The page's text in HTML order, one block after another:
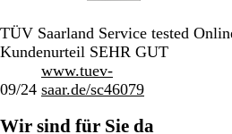
TÜV Saarland Service tested
Kundenurteil SEHR GUT
09/24
www.tuev-
saar.de/sc46079
Wir sind für Sie da